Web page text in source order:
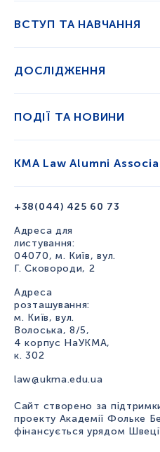
+38(044) 425 60 73
Адреса для
листування:
04070, м. Київ, вул.
Г. Сковороди, 2
Адреса
розташування:
м. Київ, вул.
Волоська, 8/5,
4 корпус НаУКМА,
к. 302
law@ukma.edu.ua
ВСТУП ТА НАВЧАННЯ
ДОСЛІДЖЕННЯ
ПОДІЇ ТА НОВИНИ
KMA Law Alumni
Сайт створено за
проекту Академії Фольке
фінансується урядом